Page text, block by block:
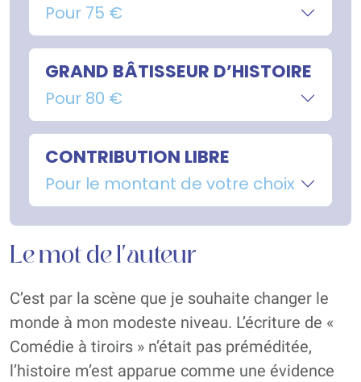
Pour 75 €
GRAND BÂTISSEUR D’HISTOIRE
Pour 80 €
CONTRIBUTION LIBRE
Pour le montant de votre choix
Le mot de l'auteur
C’est par la scène que je souhaite changer le
monde à mon modeste niveau. L’écriture de «
Comédie à tiroirs » n’était pas préméditée,
l’histoire m’est apparue comme une évidence